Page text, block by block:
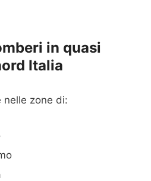
in quasi
Italia
nelle zone di: